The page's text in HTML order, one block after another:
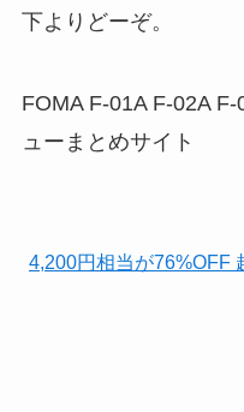
下よりどーぞ。
FOMA F-01A F-02A
ューまとめサイト
4,200円相当が76%OFF